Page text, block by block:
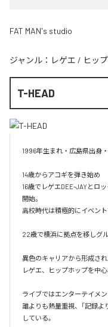
FAT MAN's studio
ジャンル： レゲエ / ヒッ
T-HEAD
1996年生まれ・広島県出身・
14歳からアコギを弾き始め
16歳でレゲエDEE-JAYとロ
開始。
高校時代は積極的にイベン
22歳で横浜に拠点を移しグ
異色のキャリアから形成さ
レゲエ、ヒップホップを中
ライブではエンターテイメ
誰よりも熱量重視、「記録
している。